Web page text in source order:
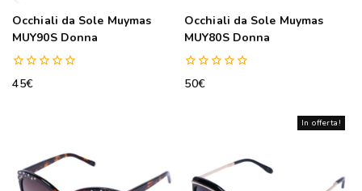
Occhiali da Sole Muymas
MUY90S Donna
0
out
45€
Occhiali da Sole Muymas
MUY80S Donna
0
out
50€
In offerta!